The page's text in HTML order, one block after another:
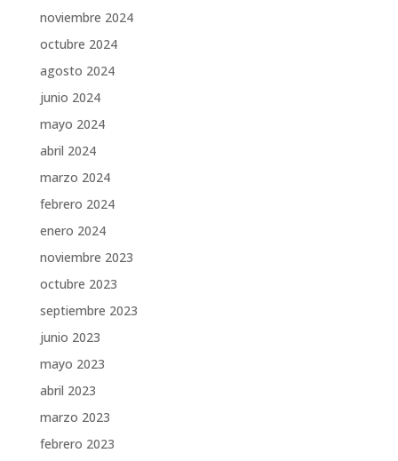
noviembre 2024
octubre 2024
agosto 2024
junio 2024
mayo 2024
abril 2024
marzo 2024
febrero 2024
enero 2024
noviembre 2023
octubre 2023
septiembre 2023
junio 2023
mayo 2023
abril 2023
marzo 2023
febrero 2023